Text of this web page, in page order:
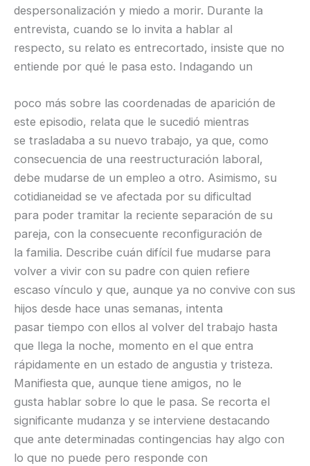
despersonalización y miedo a morir. Durante la
entrevista, cuando se lo invita a hablar al
respecto, su relato es entrecortado, insiste que no
entiende por qué le pasa esto. Indagando un
poco más sobre las coordenadas de aparición de
este episodio, relata que le sucedió mientras
se trasladaba a su nuevo trabajo, ya que, como
consecuencia de una reestructuración laboral,
debe mudarse de un empleo a otro. Asimismo, su
cotidianeidad se ve afectada por su dificultad
para poder tramitar la reciente separación de su
pareja, con la consecuente reconfiguración de
la familia. Describe cuán difícil fue mudarse para
volver a vivir con su padre con quien refiere
escaso vínculo y que, aunque ya no convive con sus
hijos desde hace unas semanas, intenta
pasar tiempo con ellos al volver del trabajo hasta
que llega la noche, momento en el que entra
rápidamente en un estado de angustia y tristeza.
Manifiesta que, aunque tiene amigos, no le
gusta hablar sobre lo que le pasa. Se recorta el
significante mudanza y se interviene destacando
que ante determinadas contingencias hay algo con
lo que no puede pero responde con